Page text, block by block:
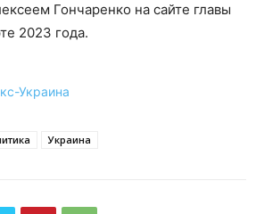
Гончаренко на сайте главы
2023 года.
Украина
Украина